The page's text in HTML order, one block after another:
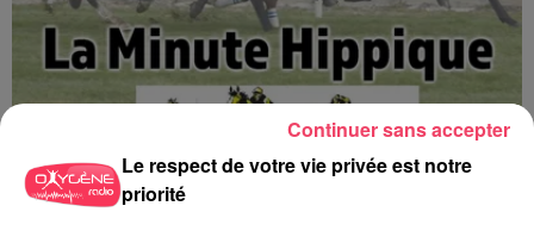
Le respect de votre vie privée est notre
priorité
Continuer sans accepter